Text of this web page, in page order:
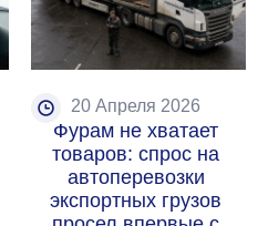
20 Апреля 2026
Фурам не хватает
товаров: спрос на
автоперевозки
экспортных грузов